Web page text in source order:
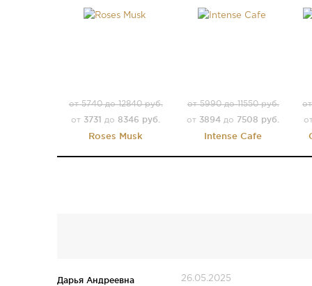
от 5740 до 12840 руб.
от 3731 до8346 руб.
Roses Musk
от 5990 до 11550 руб.
от 3894 до 7508 руб.
Intense Cafe
Дарья Андреевна
26.05.2025